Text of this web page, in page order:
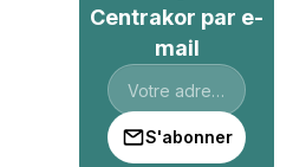
Centrakor par e-
mail
S'abonner